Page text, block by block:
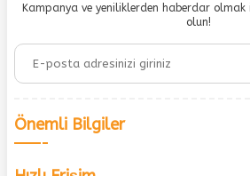
Kampanya ve yeniliklerden haberdar
olun!
Önemli Bilgiler